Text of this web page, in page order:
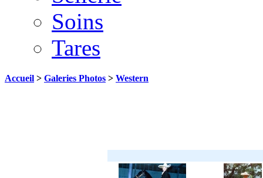
Soins
Tares
Accueil > Galeries Photos > Western